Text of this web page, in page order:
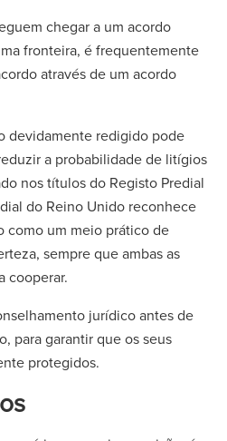
chegar a um acordo
fronteira, é frequentemente
através de um acordo
devidamente redigido pode
a probabilidade de litígios
nos títulos do Registo Predial
do Reino Unido reconhece
como um meio prático de
sempre que ambas as
cooperar.
jurídico antes de
para garantir que os seus
protegidos.